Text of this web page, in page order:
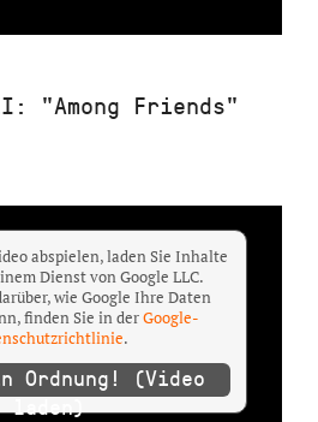
III: "Among Friends"
abspielen, laden Sie Inhalte
Dienst von Google LLC.
wie Google Ihre Daten
finden Sie in derGoogle-
.
Ordnung! (Video
laden)